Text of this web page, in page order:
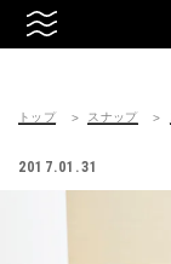
トップ スナップ
2017.01.31